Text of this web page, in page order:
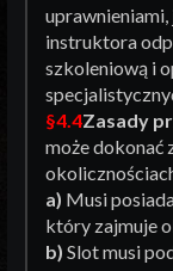
instruktora
szkoleniową i
§4.4Zasady
może dokonać
a) Musi
który zajmuje
b) Slot musi